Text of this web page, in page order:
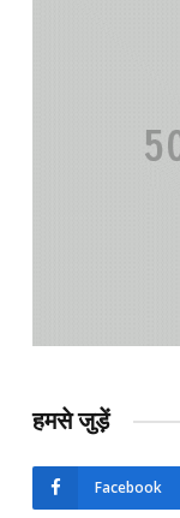
हमसे जुड़ें
Facebook